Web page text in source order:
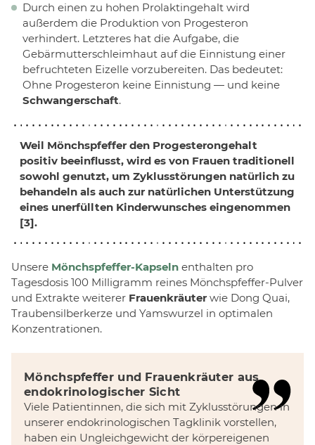
Durch einen zu hohen Prolaktingehalt wird
außerdem die Produktion von Progesteron
verhindert. Letzteres hat die Aufgabe, die
Gebärmutterschleimhaut auf die Einnistung einer
befruchteten Eizelle vorzubereiten. Das bedeutet:
Ohne Progesteron keine Einnistung — und keine
Schwangerschaft.
Weil Mönchspfeffer den Progesterongehalt
positiv beeinflusst, wird es von Frauen traditionell
sowohl genutzt, um Zyklusstörungen natürlich zu
behandeln als auch zur natürlichen Unterstützung
eines unerfüllten Kinderwunsches eingenommen
[3].
Unsere Mönchspfeffer-Kapseln enthalten pro
Tagesdosis 100 Milligramm reines Mönchspfeffer-Pulver
und Extrakte weiterer Frauenkräuter wie Dong Quai,
Traubensilberkerze und Yamswurzel in optimalen
Konzentrationen.
Mönchspfeffer und Frauenkräuter aus
endokrinologischer Sicht
Viele Patientinnen, die sich mit Zyklusstörungen in
unserer endokrinologischen Tagklinik vorstellen,
haben ein Ungleichgewicht der körpereigenen